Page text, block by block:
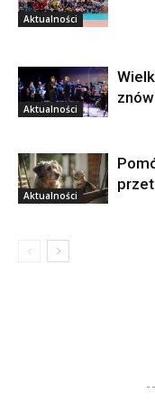
Aktualności
Aktualności
Aktualności